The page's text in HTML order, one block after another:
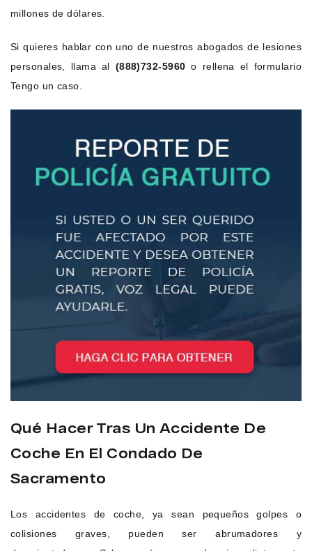
millones de dólares.
Si quieres hablar con uno de nuestros abogados de lesiones
personales, llama al (888)732-5960 o rellena el formulario
Tengo un caso.
Qué Hacer Tras Un Accidente De
Coche En El Condado De
Sacramento
Los accidentes de coche, ya sean pequeños golpes o
colisiones graves, pueden ser abrumadores y